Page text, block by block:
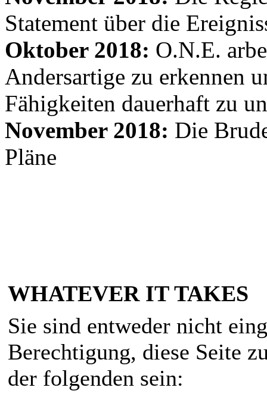
Statement über die
Oktober 2018: O.N.E.
Andersartige zu erkennen
Fähigkeiten dauerhaft zu
November 2018: Die
Pläne
WHATEVER IT TAKES
Sie sind entweder nicht
Berechtigung, diese Seite
der folgenden sein: